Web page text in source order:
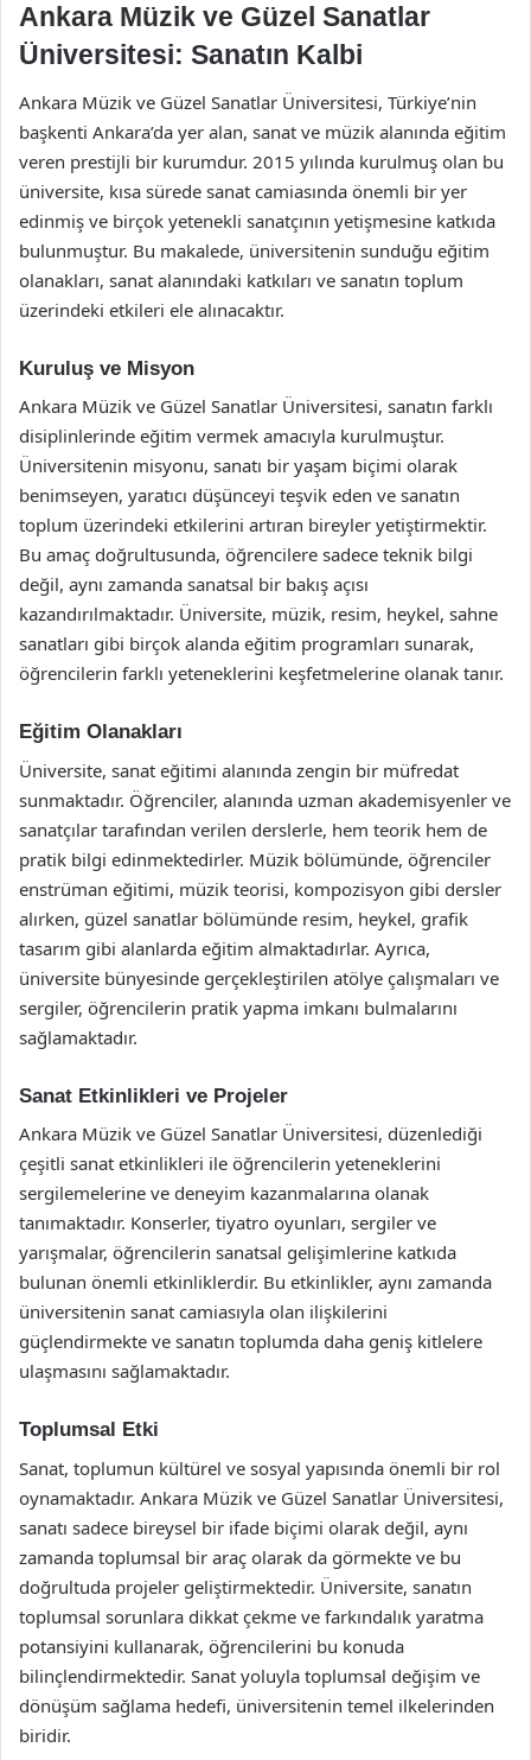
Ankara Müzik ve Güzel Sanatlar
Üniversitesi: Sanatın Kalbi
Ankara Müzik ve Güzel Sanatlar Üniversitesi, Türkiye’nin
başkenti Ankara’da yer alan, sanat ve müzik alanında eğitim
veren prestijli bir kurumdur. 2015 yılında kurulmuş olan bu
üniversite, kısa sürede sanat camiasında önemli bir yer
edinmiş ve birçok yetenekli sanatçının yetişmesine katkıda
bulunmuştur. Bu makalede, üniversitenin sunduğu eğitim
olanakları, sanat alanındaki katkıları ve sanatın toplum
üzerindeki etkileri ele alınacaktır.
Kuruluş ve Misyon
Ankara Müzik ve Güzel Sanatlar Üniversitesi, sanatın farklı
disiplinlerinde eğitim vermek amacıyla kurulmuştur.
Üniversitenin misyonu, sanatı bir yaşam biçimi olarak
benimseyen, yaratıcı düşünceyi teşvik eden ve sanatın
toplum üzerindeki etkilerini artıran bireyler yetiştirmektir.
Bu amaç doğrultusunda, öğrencilere sadece teknik bilgi
değil, aynı zamanda sanatsal bir bakış açısı
kazandırılmaktadır. Üniversite, müzik, resim, heykel, sahne
sanatları gibi birçok alanda eğitim programları sunarak,
öğrencilerin farklı yeteneklerini keşfetmelerine olanak tanır.
Eğitim Olanakları
Üniversite, sanat eğitimi alanında zengin bir müfredat
sunmaktadır. Öğrenciler, alanında uzman akademisyenler ve
sanatçılar tarafından verilen derslerle, hem teorik hem de
pratik bilgi edinmektedirler. Müzik bölümünde, öğrenciler
enstrüman eğitimi, müzik teorisi, kompozisyon gibi dersler
alırken, güzel sanatlar bölümünde resim, heykel, grafik
tasarım gibi alanlarda eğitim almaktadırlar. Ayrıca,
üniversite bünyesinde gerçekleştirilen atölye çalışmaları ve
sergiler, öğrencilerin pratik yapma imkanı bulmalarını
sağlamaktadır.
Sanat Etkinlikleri ve Projeler
Ankara Müzik ve Güzel Sanatlar Üniversitesi, düzenlediği
çeşitli sanat etkinlikleri ile öğrencilerin yeteneklerini
sergilemelerine ve deneyim kazanmalarına olanak
tanımaktadır. Konserler, tiyatro oyunları, sergiler ve
yarışmalar, öğrencilerin sanatsal gelişimlerine katkıda
bulunan önemli etkinliklerdir. Bu etkinlikler, aynı zamanda
üniversitenin sanat camiasıyla olan ilişkilerini
güçlendirmekte ve sanatın toplumda daha geniş kitlelere
ulaşmasını sağlamaktadır.
Toplumsal Etki
Sanat, toplumun kültürel ve sosyal yapısında önemli bir rol
oynamaktadır. Ankara Müzik ve Güzel Sanatlar Üniversitesi,
sanatı sadece bireysel bir ifade biçimi olarak değil, aynı
zamanda toplumsal bir araç olarak da görmekte ve bu
doğrultuda projeler geliştirmektedir. Üniversite, sanatın
toplumsal sorunlara dikkat çekme ve farkındalık yaratma
potansiyini kullanarak, öğrencilerini bu konuda
bilinçlendirmektedir. Sanat yoluyla toplumsal değişim ve
dönüşüm sağlama hedefi, üniversitenin temel ilkelerinden
biridir.